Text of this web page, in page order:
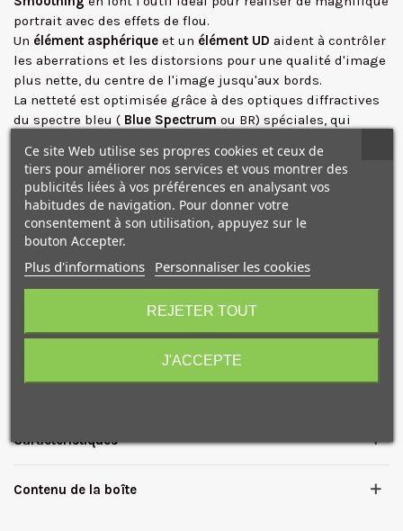
portrait avec des effets de flou.
Un élément asphérique et un élément UD aident à contrôler
les aberrations et les distorsions pour une qualité d'image
plus nette, du centre de l'image jusqu'aux bords.
La netteté est optimisée grâce à des optiques diffractives
du spectre bleu ( Blue Spectrum ou BR) spéciales, qui
asphérique et le revêtement ASC empêchent les reflets
internes et les images fantômes.
Lemoteur USM(Ultrasonic Motor) de l'objectif fonctionne
de manièresilencieuse et efficacepour fournir des niveaux
de précision et de vitesse de mise au point exceptionnels.
bague de contrôle configurable
peut être utilisée pour
régler divers paramètres d'exposition, notamment
En tant que membre de la série réputée L, cet objectif a un
designrésistant aux intempériesqui le protège de la
poussière et de l'humidité afin de permettre son
Caractéristiques
Contenu de la boîte
Ce site Web utilise ses propres cookies et ceux de
tiers pour améliorer nos services et vous montrer des
publicités liées à vos préférences en analysant vos
habitudes de navigation. Pour donner votre
consentement à son utilisation, appuyez sur le
bouton Accepter.
Plus d'informations Personnaliser les cookies
REJETER TOUT
J'ACCEPTE
10€ OFFERTS sur votre
premier achat !
J'accepte de recevoir des SMS de la part de la marque.
✕